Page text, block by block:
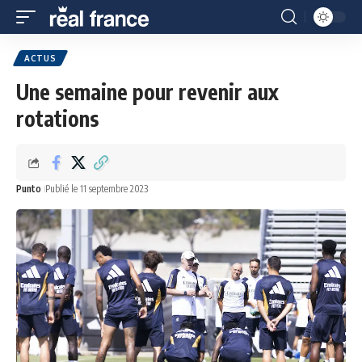
ACTUS
Une semaine pour revenir aux
rotations
Punto Publié le 11 septembre 2023